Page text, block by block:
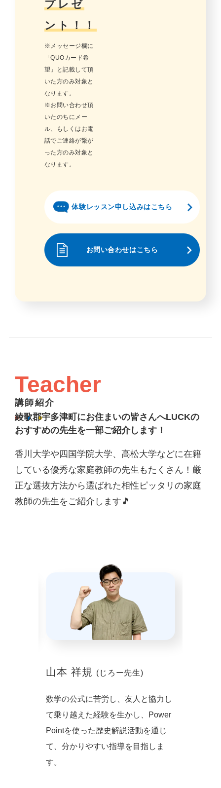
プレゼ
ント！！
※メッセージ欄に
「QUOカード希
望」と記載して頂
いた方のみ対象と
なります。
※お問い合わせ頂
いたのちにメー
ル、もしくはお電
話でご連絡が繋が
った方のみ対象と
なります。
体験レッスン申し込みはこちら
お問い合わせはこちら
Teacher
講師紹介
綾歌郡宇多津町にお住まいの皆さんへLUCKの
おすすめの先生を一部ご紹介します！
香川大学や四国学院大学、高松大学などに在籍
している優秀な家庭教師の先生もたくさん！厳
正な選抜方法から選ばれた相性ピッタリの家庭
教師の先生をご紹介します🎵
山本 祥規 (じろー先生)
数学の公式に苦労し、友人と協力し
て乗り越えた経験を生かし、Power
Pointを使った歴史解説活動を通じ
て、分かりやすい指導を目指しま
す。